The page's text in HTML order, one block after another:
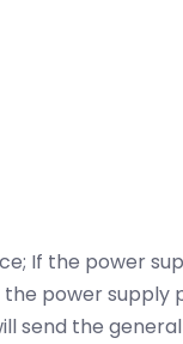
If the power
power
send the